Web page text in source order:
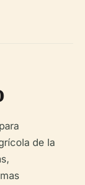
de la